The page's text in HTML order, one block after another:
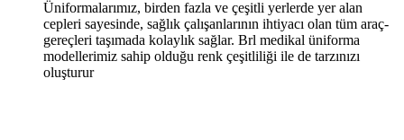
Üniformalarımız, birden fazla ve çeşitli yerlerde yer alan
cepleri sayesinde, sağlık çalışanlarının ihtiyacı olan tüm araç-
gereçleri taşımada kolaylık sağlar. Brl medikal üniforma
modellerimiz sahip olduğu renk çeşitliliği ile de tarzınızı
oluşturur